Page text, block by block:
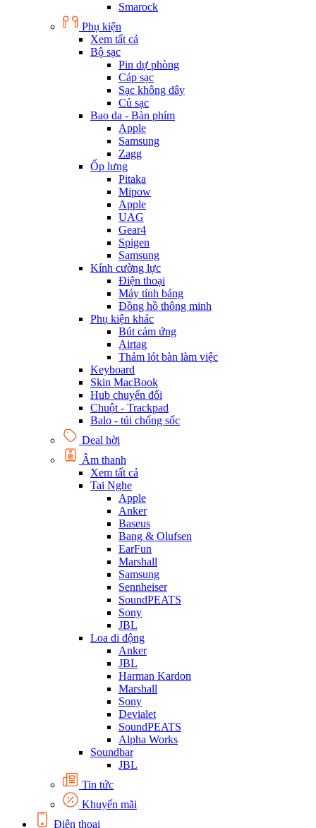
Smarock
Phụ kiện
Xem tất cả
Bộ sạc
Pin dự phòng
Cáp sạc
Sạc không dây
Củ sạc
Bao da - Bàn phím
Apple
Samsung
Zagg
Ốp lưng
Pitaka
Mipow
Apple
UAG
Gear4
Spigen
Samsung
Kính cường lực
Điện thoại
Máy tính bảng
Đồng hồ thông minh
Phụ kiện khác
Bút cảm ứng
Airtag
Thảm lót bàn làm việc
Keyboard
Skin MacBook
Hub chuyển đổi
Chuột - Trackpad
Balo - túi chống sốc
Deal hời
Âm thanh
Xem tất cả
Tai Nghe
Apple
Anker
Baseus
Bang & Olufsen
EarFun
Marshall
Samsung
Sennheiser
SoundPEATS
Sony
JBL
Loa di động
Anker
JBL
Harman Kardon
Marshall
Sony
Devialet
SoundPEATS
Alpha Works
Soundbar
JBL
Tin tức
Khuyến mãi
Điện thoại